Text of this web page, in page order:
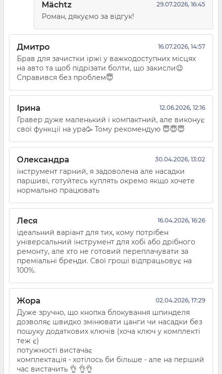
Mächtz 29.07.2026, 16:45
Роман, дякуємо за відгук!
Дмитро 16.07.2026, 14:57
Брав для зачистки іржі у важкодоступних місцях
на авто та щоб підрізати болти, що закисли😉
Справився без проблем😇
Ірина 12.06.2026, 12:16
Гравер дуже маленький і компактний, але виконує
свої функції на ура🥳 Тому рекомендую 😇😇😇
Олександра 30.04.2026, 13:02
інструмент гарний, я задоволена але насадки
паршиві, готуйтесь куплять окремо якщо хочете
нормально працювать
Леся 16.04.2026, 16:26
ідеальний варіант для тих, кому потрібен
універсальний інструмент для хобі або дрібного
ремонту, але хто не готовий переплачувати за
преміальні бренди. Свої гроші відпрацьовує на
100%.
Жора 02.04.2026, 17:29
Дуже зручно, що кнопка блокування шпинделя
дозволяє швидко змінювати цанги чи насадки без
пошуку додаткових ключів (хоча ключ у комплекті
теж є)
потужності вистачає
комплектація - хотілось би більше - але на перший
час вистачить 👌 👌👌